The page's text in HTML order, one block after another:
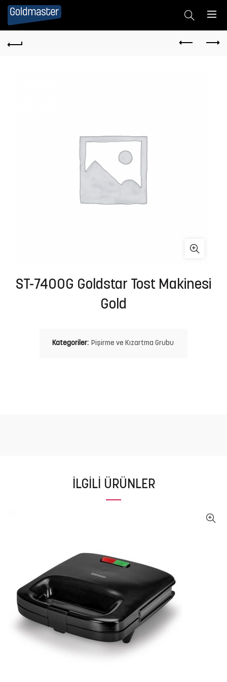
ST-7400G Goldstar Tost Makinesi
Gold
Kategoriler: Pişirme ve Kızartma Grubu
İLGILI ÜRÜNLER